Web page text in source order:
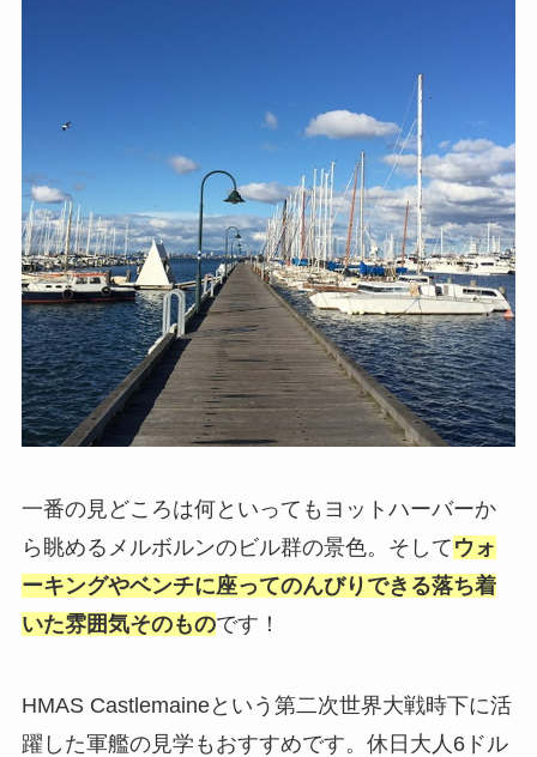
一番の見どころは何といってもヨットハーバーか
ら眺めるメルボルンのビル群の景色。そして ウォ
ーキングやベンチに座ってのんびりできる落ち着
いた雰囲気そのものです！
HMAS Castlemaineという第二次世界大戦時下に活
躍した軍艦の見学もおすすめです。休日大人6ドル